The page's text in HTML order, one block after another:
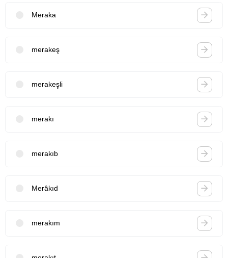
Meraka
merakeş
merakeşli
merakı
merakıb
Merâkıd
merakım